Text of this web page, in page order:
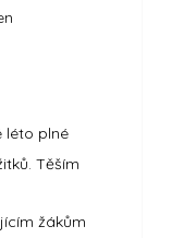
léto plné
Těším
žákům